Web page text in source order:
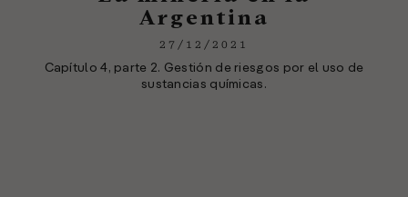
Argentina
27/12/2021
Capítulo 4, parte 2. Gestión de riesgos por el uso de
sustancias químicas.